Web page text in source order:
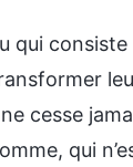
qui
cesse
qui